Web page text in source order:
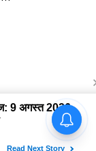
Limited